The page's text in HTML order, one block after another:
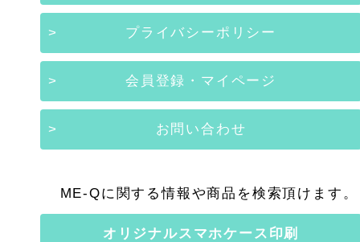
プライバシーポリシー
会員登録・マイページ
お問い合わせ
ME-Qに関する情報や商品を検索頂けます。
オリジナルスマホケース印刷